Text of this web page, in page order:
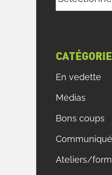
En vedette
Médias
Bons coups
Ateliers/